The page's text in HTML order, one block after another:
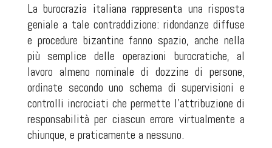
La burocrazia italiana rappresenta una risposta
geniale a tale contraddizione: ridondanze diffuse
e procedure bizantine fanno spazio, anche nella
più semplice delle operazioni burocratiche, al
lavoro almeno nominale di dozzine di persone,
ordinate secondo uno schema di supervisioni e
controlli incrociati che permette l'attribuzione di
responsabilità per ciascun errore virtualmente a
chiunque, e praticamente a nessuno.